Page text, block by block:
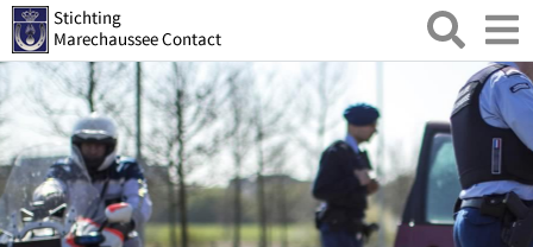
Zoeken